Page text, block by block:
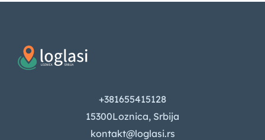
+381655415128
15300Loznica, Srbija
kontakt@loglasi.rs